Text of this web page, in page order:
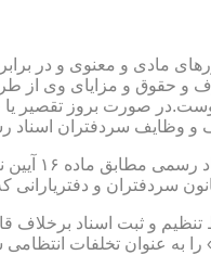
مادی و معنوی و در
و حقوق و مزایای وی از
صورت بروز تقصیر
و وظایف سردفتران اسناد
سردفتران و
به عنوان تخلفات